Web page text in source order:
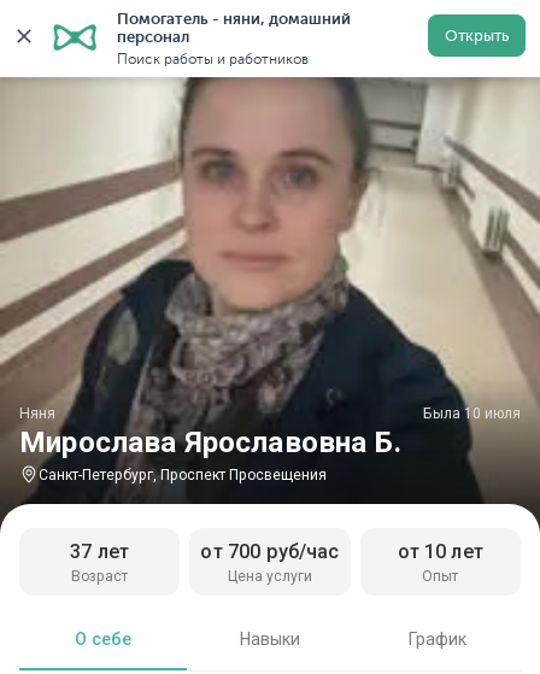
Помогатель - няни, домашний
персонал
Поиск работы и работников
Открыть
Главная Няни Няни в Санкт-Петербурге Няни у
Мирослава Ярославовна Б.
Няня Была 10 июля
Санкт-Петербург, Проспект Просвещения
Возраст
37 лет
Цена услуги
от 700 руб/час
Опыт
от 10 лет
О себе Навыки График